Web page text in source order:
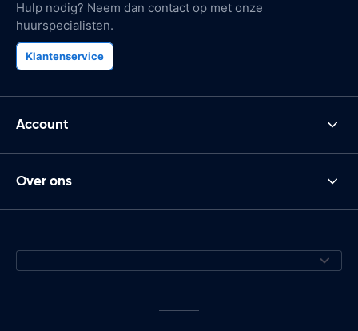
Hulp nodig? Neem dan contact op met onze
huurspecialisten.
Klantenservice
Account
Over ons